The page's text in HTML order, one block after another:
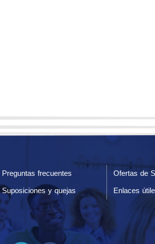
Preguntas frecuentes
Ofertas de
Suposiciones y quejas
Enlaces